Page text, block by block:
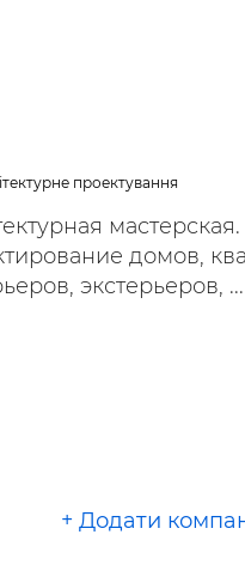
проектування
домов,
экстерьеров, ...
+ Додати